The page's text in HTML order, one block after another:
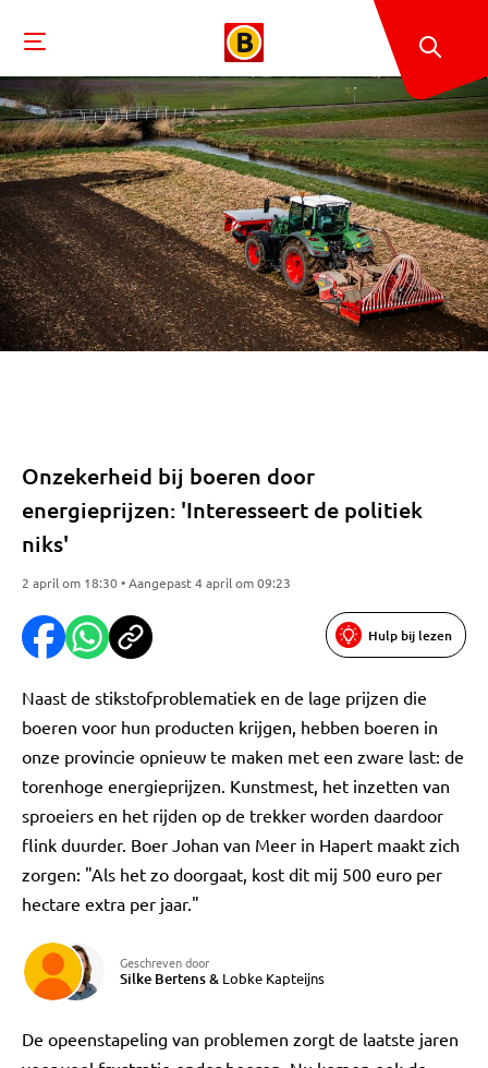
Onzekerheid bij boeren door
energieprijzen: 'Interesseert de politiek
niks'
2 april om 18:30 • Aangepast 4 april om 09:23
Hulp bij lezen
Naast de stikstofproblematiek en de lage prijzen die
boeren voor hun producten krijgen, hebben boeren in
onze provincie opnieuw te maken met een zware last: de
torenhoge energieprijzen. Kunstmest, het inzetten van
sproeiers en het rijden op de trekker worden daardoor
flink duurder. Boer Johan van Meer in Hapert maakt zich
zorgen: "Als het zo doorgaat, kost dit mij 500 euro per
hectare extra per jaar."
Geschreven door
Silke Bertens& Lobke Kapteijns
De opeenstapeling van problemen zorgt de laatste jaren